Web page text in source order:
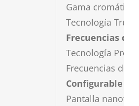
Gama cromática
Tecnología True
Frecuencias de
Tecnología
Frecuencias de
Configurable
Pantalla